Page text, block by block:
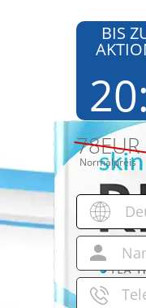
BIS
20:
78EUR
Normalpreis